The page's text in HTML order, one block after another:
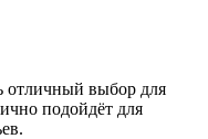
отличный выбор для
подойдёт для